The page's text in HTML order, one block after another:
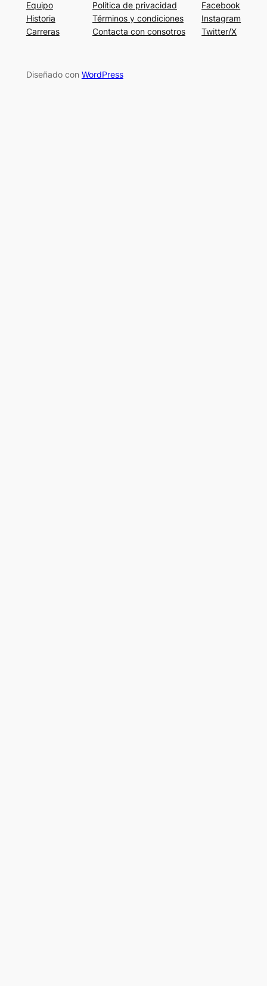
Equipo
Historia
Carreras
Política de privacidad
Términos y condiciones
Contacta con consotros
Facebook
Instagram
Twitter/X
Diseñado con WordPress